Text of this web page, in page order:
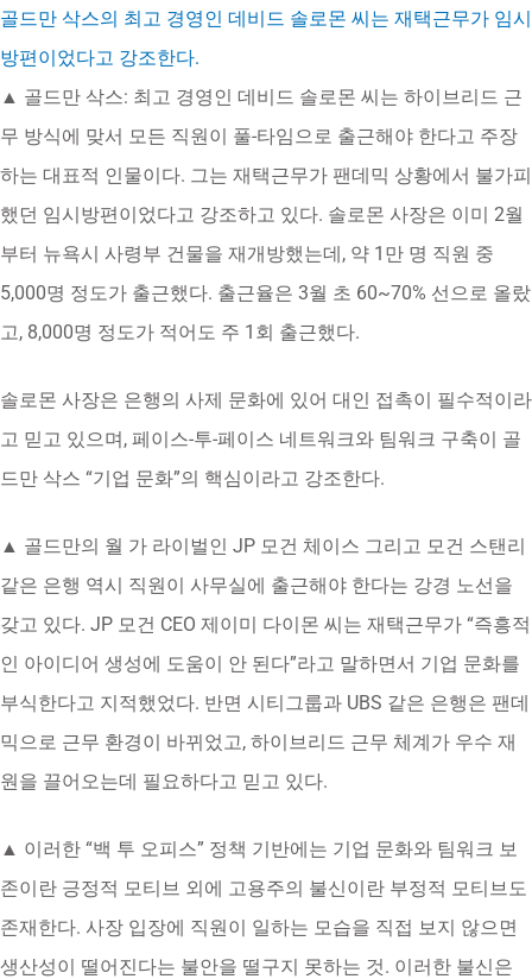
골드만 삭스의 최고 경영인 데비드 솔로몬 씨는 재택근무가 임시
방편이었다고 강조한다.
▲ 골드만 삭스: 최고 경영인 데비드 솔로몬 씨는 하이브리드 근
무 방식에 맞서 모든 직원이 풀-타임으로 출근해야 한다고 주장
하는 대표적 인물이다. 그는 재택근무가 팬데믹 상황에서 불가피
했던 임시방편이었다고 강조하고 있다. 솔로몬 사장은 이미 2월
부터 뉴욕시 사령부 건물을 재개방했는데, 약 1만 명 직원 중
5,000명 정도가 출근했다. 출근율은 3월 초 60~70% 선으로 올랐
고, 8,000명 정도가 적어도 주 1회 출근했다.
솔로몬 사장은 은행의 사제 문화에 있어 대인 접촉이 필수적이라
고 믿고 있으며, 페이스-투-페이스 네트워크와 팀워크 구축이 골
드만 삭스 “기업 문화”의 핵심이라고 강조한다.
▲ 골드만의 월 가 라이벌인 JP 모건 체이스 그리고 모건 스탠리
같은 은행 역시 직원이 사무실에 출근해야 한다는 강경 노선을
갖고 있다. JP 모건 CEO 제이미 다이몬 씨는 재택근무가 “즉흥적
인 아이디어 생성에 도움이 안 된다”라고 말하면서 기업 문화를
부식한다고 지적했었다. 반면 시티그룹과 UBS 같은 은행은 팬데
믹으로 근무 환경이 바뀌었고, 하이브리드 근무 체계가 우수 재
원을 끌어오는데 필요하다고 믿고 있다.
▲ 이러한 “백 투 오피스” 정책 기반에는 기업 문화와 팀워크 보
존이란 긍정적 모티브 외에 고용주의 불신이란 부정적 모티브도
존재한다. 사장 입장에 직원이 일하는 모습을 직접 보지 않으면
생산성이 떨어진다는 불안을 떨구지 못하는 것. 이러한 불신은